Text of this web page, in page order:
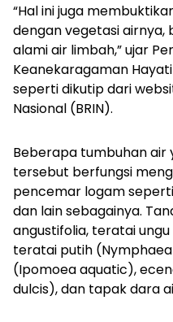
“Hal ini juga
dengan vegetasi airnya,
alami air limbah,” ujar
Keanekaragaman
seperti dikutip dari
Nasional (BRIN).
Beberapa tumbuhan
tersebut berfungsi
pencemar logam
dan lain sebagainya.
angustifolia, teratai ungu
teratai putih (
(Ipomoea aquatic),
dulcis), dan tapak dara